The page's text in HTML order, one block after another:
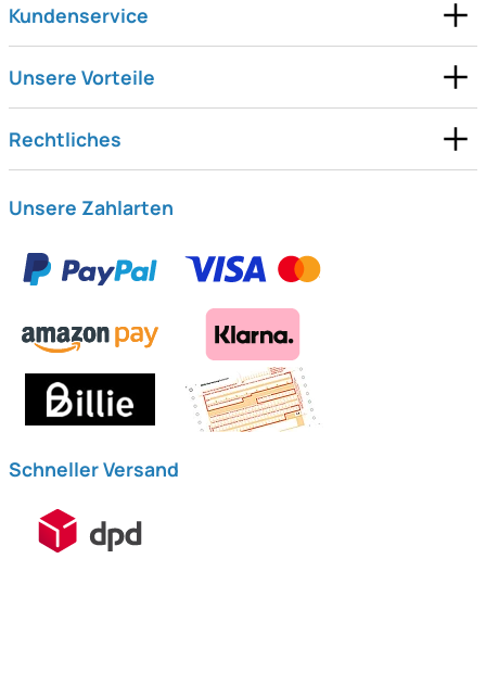
Kundenservice
Unsere Vorteile
Rechtliches
Unsere Zahlarten
Schneller Versand